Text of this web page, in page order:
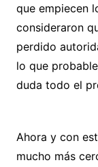
que empiecen
consideraron
perdido
lo que
duda todo el
Ahora y con
mucho más